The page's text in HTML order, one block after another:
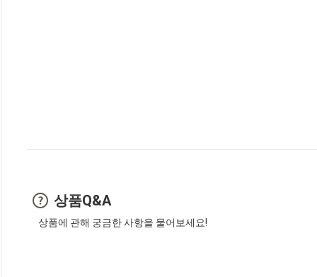
상품Q&A
상품에 관해 궁금한 사항을 물어보세요!